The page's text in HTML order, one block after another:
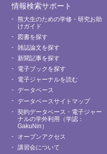
情報検索サポート
熊大生のための学修・研究お助
けガイド
図書を探す
雑誌論文を探す
新聞記事を探す
電子ブックを探す
電子ジャーナルを読む
データベース
データベースサイトマップ
契約データベース・電子ジャー
ナルの学外利用（学認：
GakuNin）
オープンアクセス
講習会について